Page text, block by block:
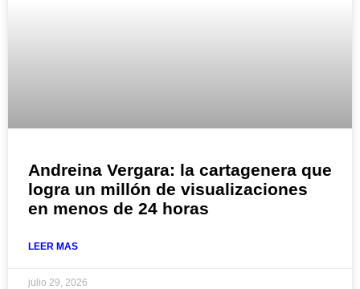
Andreina Vergara: la cartagenera que
logra un millón de visualizaciones
en menos de 24 horas
LEER MAS
julio 29, 2026